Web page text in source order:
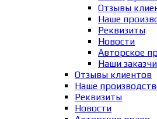
Отзывы
Наше
Реквизиты
Новости
Авторское
Наши
Отзывы клиентов
Наше
Реквизиты
Новости